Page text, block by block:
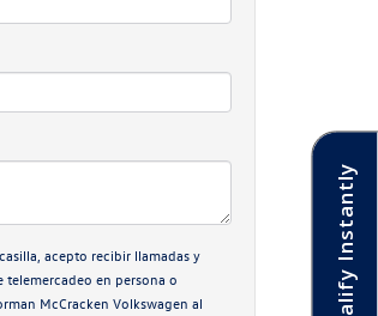
acepto recibir llamadas y
telemercadeo en persona o
McCracken Volkswagen al